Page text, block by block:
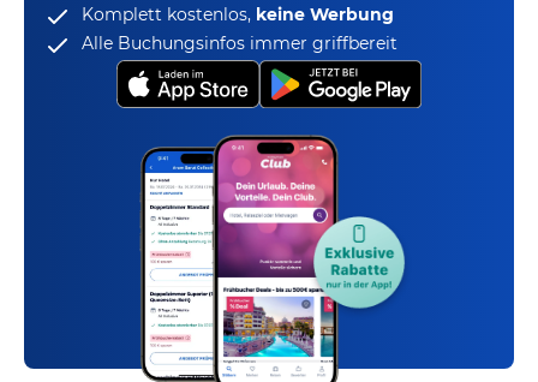
Komplett kostenlos, keine Werbung
Alle Buchungsinfos immer griffbereit